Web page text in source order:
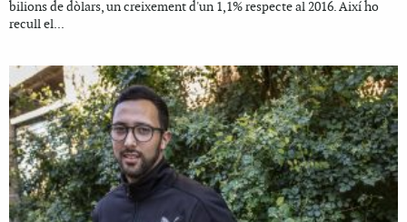
bilions de dòlars, un creixement d'un 1,1% respecte al 2016. Així ho
recull el...